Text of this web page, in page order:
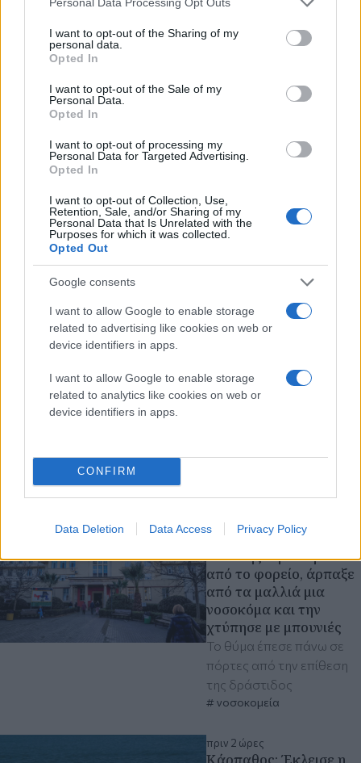
not limited to your visit or usage behaviour. You may click to
grant or deny consent to Google and its third-party tags to
use your data for below specified purposes in below Google
consent section.
I want to opt-out of the Sharing of my
personal data.
Opted In
I want to opt-out of the Sale of my
Personal Data.
Opted In
I want to opt-out of processing my
Personal Data for Targeted Advertising.
Opted In
I want to opt-out of Collection, Use,
Retention, Sale, and/or Sharing of my
Personal Data that Is Unrelated with the
Purposes for which it was collected.
Opted Out
Google consents
I want to allow Google to enable storage
related to advertising like cookies on web or
device identifiers in apps.
I want to allow Google to enable storage
related to analytics like cookies on web or
device identifiers in apps.
CONFIRM
Data Deletion Data Access Privacy Policy
παραλίες της Κρήτης
από τη θάλασσα
αστυνομικά
πριν 1 ώρα
Αθήνα: Στο νοσοκομείο
ομάδας ΔΙΑΣ - Η
συγκρούστηκε με
αυτοκίνητο κοντά στο
Σούνιο
οδηγός του Ι.Χ. και
αργότερα αφέθηκε
πριν 1 ώρα
«Ερυθρός Σταυρός»:
Ασθενής σηκώθηκε
από το φορείο, άρπαξε
από τα μαλλιά μια
νοσοκόμα και την
χτύπησε με μπουνιές
Το θύμα έπεσε πάνω σε
πόρτες από την επίθεση
της δράστιδος
νοσοκομεία
πριν 2 ώρες
Κάρπαθος: Έκλεισε η